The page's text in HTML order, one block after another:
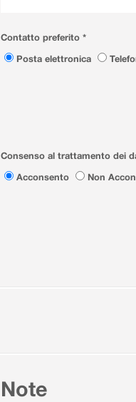
Contatto preferito *
Posta elettronica
Consenso al trattamento dei
Acconsento
Non
Note